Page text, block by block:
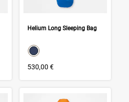
Helium Long Sleeping Bag
color swatch
Select color
530,00 €